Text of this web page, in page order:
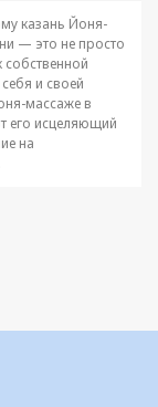
казань Йоня-
— это не просто
собственной
и своей
массаже в
его исцеляющий
на